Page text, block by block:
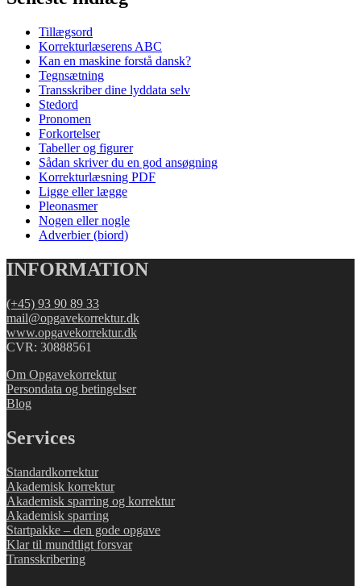
Tillægsord
Korrekturlæserens ABC
Kan en maskine forstå dansk?
Tegnsætning
Transskriber dine lyddata selv
Stedord
Pronomen
Forkortelser
Tabeller og figurer
Sådan skriver du en god ansøgning
Korrekturlæsning PDF
Ligge eller lægge
Pleonasmer
Nogen eller nogle
Adverbier (biord)
INFORMATION
(+45) 93 90 89 33
mail@opgavekorrektur.dk
www.opgavekorrektur.dk
CVR: 30888561
Om Opgavekorrektur
Persondata og betingelser
Blog
Services
Standardkorrektur
Akademisk korrektur
Akademisk sparring og korrektur
Akademisk sparring
Startpakke – den gode opgave
Klar til mundtligt forsvar
Transskribering